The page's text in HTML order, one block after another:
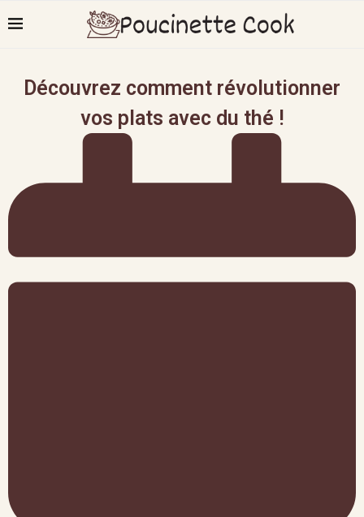
Découvrez comment révolutionner
vos plats avec du thé !